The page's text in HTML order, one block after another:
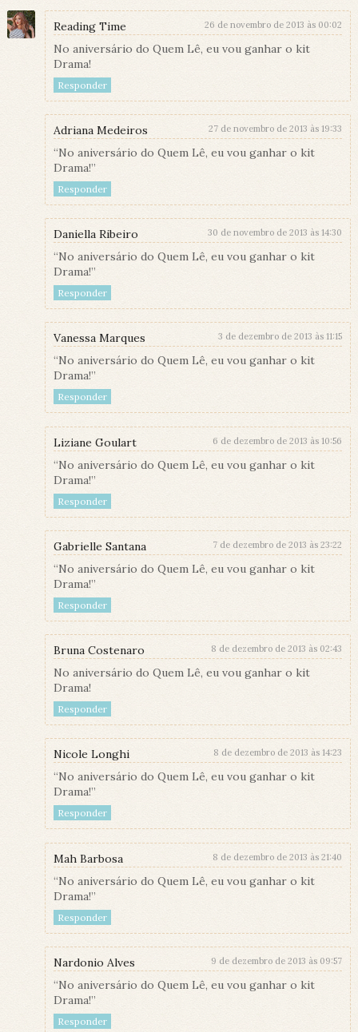
Reading Time 26 de novembro de 2013 às 00:02
No aniversário do Quem Lê, eu vou ganhar o kit
Drama!
Responder
Adriana Medeiros 27 de novembro de 2013 às 19:33
“No aniversário do Quem Lê, eu vou ganhar o kit
Drama!”
Responder
Daniella Ribeiro 30 de novembro de 2013 às 14:30
“No aniversário do Quem Lê, eu vou ganhar o kit
Drama!”
Responder
Vanessa Marques 3 de dezembro de 2013 às 11:15
“No aniversário do Quem Lê, eu vou ganhar o kit
Drama!”
Responder
Liziane Goulart 6 de dezembro de 2013 às 10:56
“No aniversário do Quem Lê, eu vou ganhar o kit
Drama!”
Responder
Gabrielle Santana 7 de dezembro de 2013 às 23:22
“No aniversário do Quem Lê, eu vou ganhar o kit
Drama!”
Responder
Bruna Costenaro 8 de dezembro de 2013 às 02:43
No aniversário do Quem Lê, eu vou ganhar o kit
Drama!
Responder
Nicole Longhi 8 de dezembro de 2013 às 14:23
“No aniversário do Quem Lê, eu vou ganhar o kit
Drama!”
Responder
Mah Barbosa 8 de dezembro de 2013 às 21:40
“No aniversário do Quem Lê, eu vou ganhar o kit
Drama!”
Responder
Nardonio Alves 9 de dezembro de 2013 às 09:57
“No aniversário do Quem Lê, eu vou ganhar o kit
Drama!”
Responder